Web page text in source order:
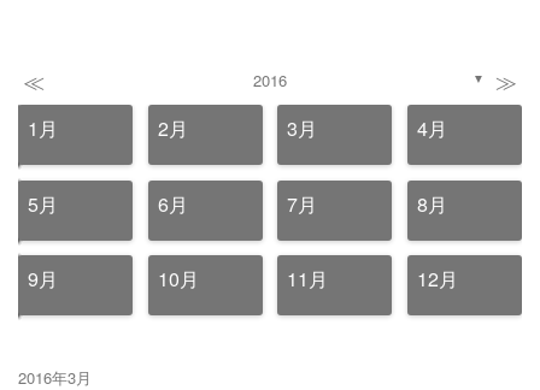
≪ 2016 ▼ ≫
1月 2月 3月 4月
5月 6月 7月 8月
9月 10月 11月 12月
2016年3月